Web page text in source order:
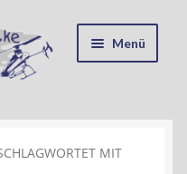
Menü
MIT